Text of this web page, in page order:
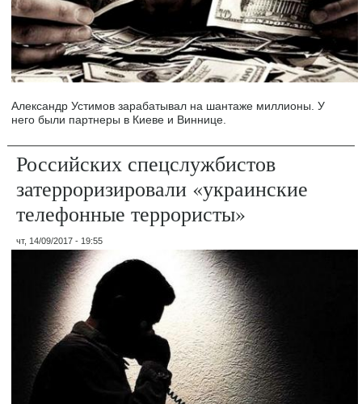
Александр Устимов зарабатывал на шантаже миллионы. У
него были партнеры в Киеве и Виннице.
Российских спецслужбистов
затерроризировали «украинские
телефонные террористы»
чт, 14/09/2017 - 19:55